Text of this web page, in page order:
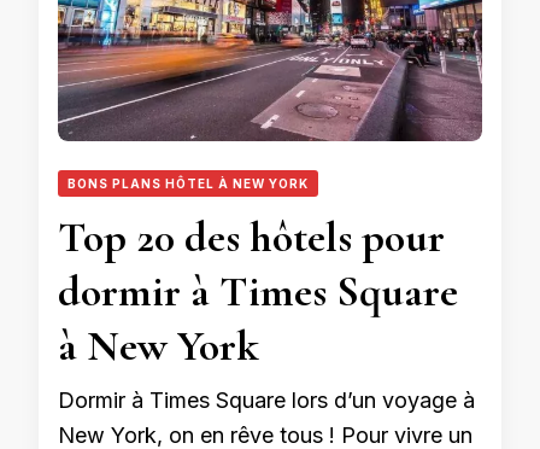
BONS PLANS HÔTEL À NEW YORK
Top 20 des hôtels pour
dormir à Times Square
à New York
Dormir à Times Square lors d’un voyage à
New York, on en rêve tous ! Pour vivre un